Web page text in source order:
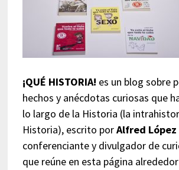
¡QUÉ HISTORIA! es un blog sobre
hechos y anécdotas curiosas que
lo largo de la Historia (la
Historia), escrito porAlfred López
conferenciante y divulgador de
que reúne en esta página